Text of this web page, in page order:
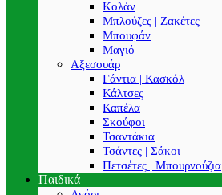
Κολάν
Μπλούζες | Ζακέτες
Μπουφάν
Μαγιό
Αξεσουάρ
Γάντια | Κασκόλ
Κάλτσες
Καπέλα
Σκούφοι
Τσαντάκια
Τσάντες | Σάκοι
Πετσέτες | Μπουρνούζια
Παιδικά